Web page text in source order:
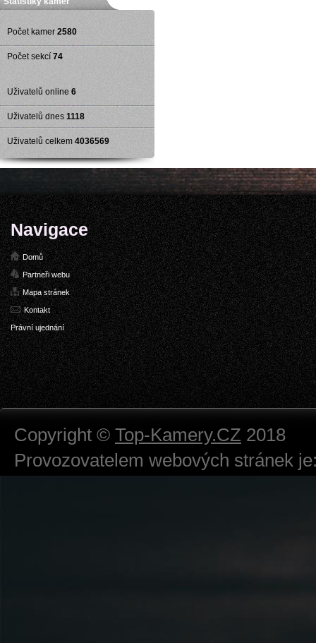
Počet kamer 2580
Počet sekcí 74
Uživatelů online 6
Uživatelů dnes 1118
Uživatelů celkem 4036569
Navigace
Domů
Partneři webu
Mapa stránek
Kontakt
Právní ujednání
Copyright © Top-Kamery.CZ 2018
Provozovatelem webových stránek